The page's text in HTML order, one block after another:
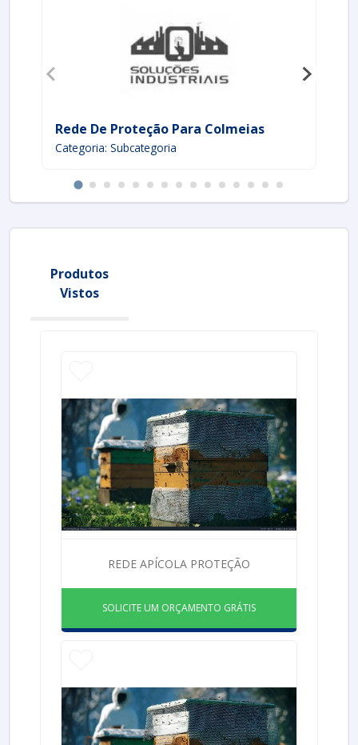
Rede De Proteção Para Colmeias
Categoria: Subcategoria
Produtos
Vistos
REDE APÍCOLA PROTEÇÃO
SOLICITE UM ORÇAMENTO GRÁTIS